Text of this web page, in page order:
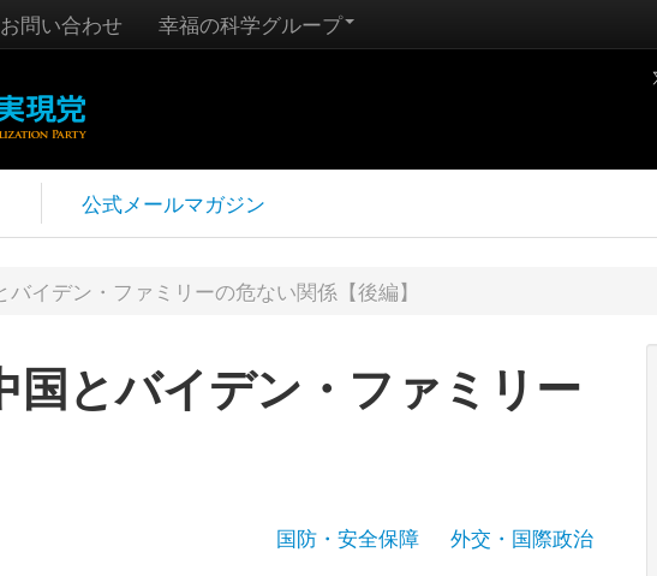
お問い合わせ 幸福の科学グループ
公式メールマガジン
イデン・ファミリーの危ない関係【後編】
国とバイデン・ファミリー
国防・安全保障
外交・国際政治